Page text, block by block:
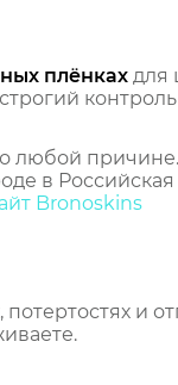
плёнках для
любой
в
Bronoskins
и